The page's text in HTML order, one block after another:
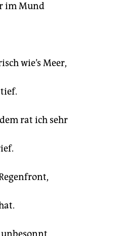
im Mund
wie’s Meer,
rat ich sehr